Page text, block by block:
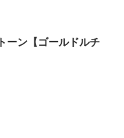
ーン【ゴールドルチ